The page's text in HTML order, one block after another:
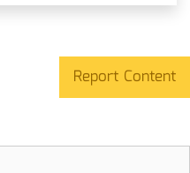
Report Content